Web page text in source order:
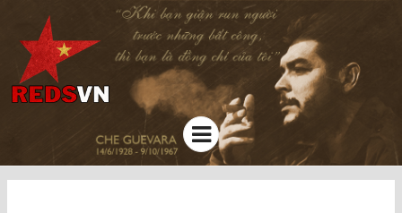
Kênh chia sẻ tri thức cộng đồng
Menu